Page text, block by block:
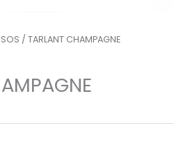
/ TARLANT CHAMPAGNE